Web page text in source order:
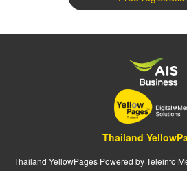
Thailand
Thailand YellowPages Powered by Teleinfo